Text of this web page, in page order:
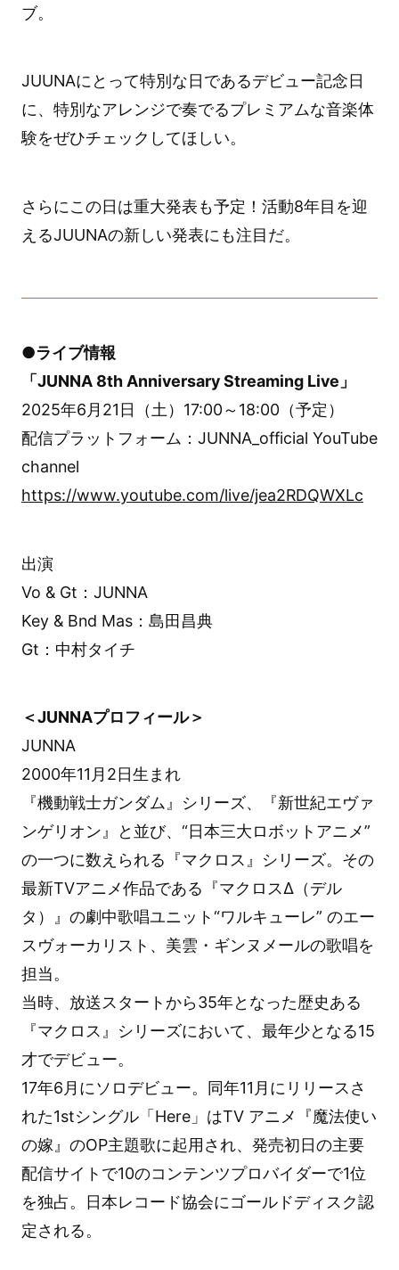
ブ。
JUUNAにとって特別な日であるデビュー記念日
に、特別なアレンジで奏でるプレミアムな音楽体
験をぜひチェックしてほしい。
さらにこの日は重大発表も予定！活動8年目を迎
えるJUUNAの新しい発表にも注目だ。
●ライブ情報
「JUNNA 8th Anniversary Streaming Live」
2025年6月21日（土）17:00～18:00（予定）
配信プラットフォーム：JUNNA_official YouTube
channel
https://www.youtube.com/live/jea2RDQWXLc
出演
Vo & Gt：JUNNA
Key & Bnd Mas：島田昌典
Gt：中村タイチ
＜JUNNAプロフィール＞
JUNNA
2000年11月2日生まれ
『機動戦士ガンダム』シリーズ、『新世紀エヴァ
ンゲリオン』と並び、“日本三大ロボットアニメ”
の一つに数えられる『マクロス』シリーズ。その
最新TVアニメ作品である『マクロスΔ（デル
タ）』の劇中歌唱ユニット“ワルキューレ” のエー
スヴォーカリスト、美雲・ギンヌメールの歌唱を
担当。
当時、放送スタートから35年となった歴史ある
『マクロス』シリーズにおいて、最年少となる15
才でデビュー。
17年6月にソロデビュー。同年11月にリリースさ
れた1stシングル「Here」はTV アニメ『魔法使い
の嫁』のOP主題歌に起用され、発売初日の主要
配信サイトで10のコンテンツプロバイダーで1位
を独占。日本レコード協会にゴールドディスク認
定される。